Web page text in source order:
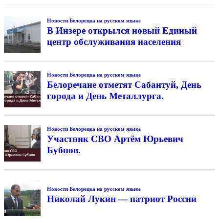
Новости Белорецка на русском языке
В Инзере открылся новый Единый
центр обслуживания населения
Новости Белорецка на русском языке
Белоречане отметят Сабантуй, День
города и День Металлурга.
Новости Белорецка на русском языке
Участник СВО Артём Юрьевич
Бубнов.
Новости Белорецка на русском языке
Николай Лукин — патриот России